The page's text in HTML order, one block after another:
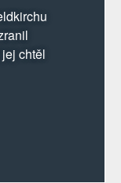
chtěl